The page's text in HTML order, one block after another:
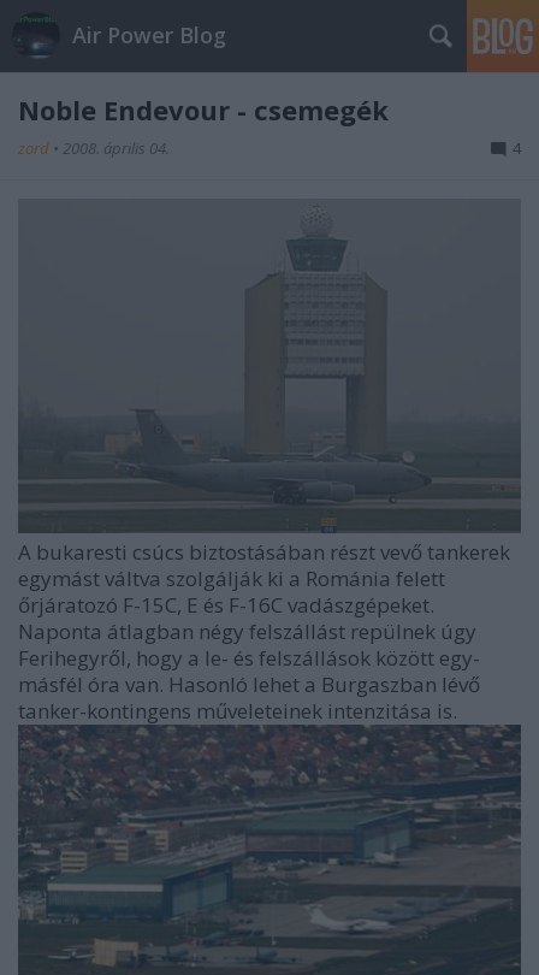
Air Power Blog
Noble Endevour - csemegék
zord • 2008. április 04. 4
A bukaresti csúcs biztostásában részt vevő tankerek
egymást váltva szolgálják ki a Románia felett
őrjáratozó F-15C, E és F-16C vadászgépeket.
Naponta átlagban négy felszállást repülnek úgy
Ferihegyről, hogy a le- és felszállások között egy-
másfél óra van. Hasonló lehet a Burgaszban lévő
tanker-kontingens műveleteinek intenzitása is.